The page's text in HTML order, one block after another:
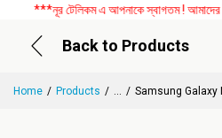
***নূর টেলিকম এ আপনাকে স্বাগতম ! আমাদের সব
Back to Products
Home Products ... Samsung Galaxy